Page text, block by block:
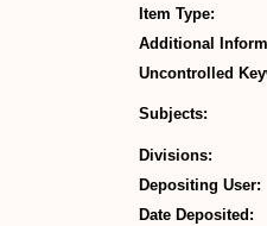
Item Type:
Additional
Uncontrolled
Subjects:
Divisions:
Depositing User:
Date Deposited: